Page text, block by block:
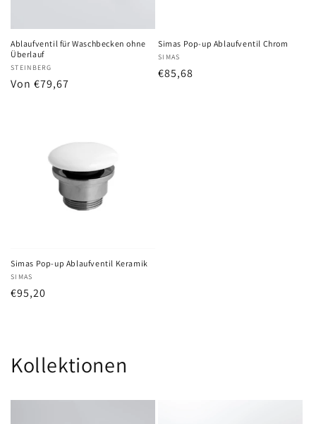
Ablaufventil für Waschbecken ohne
Überlauf
Anbieter:
STEINBERG
Normaler
Von €79,67
Simas Pop-up Ablaufventil Chrom
Anbieter:
SIMAS
Normaler
€85,68
Simas Pop-up Ablaufventil Keramik
Anbieter:
SIMAS
Normaler
€95,20
Kollektionen